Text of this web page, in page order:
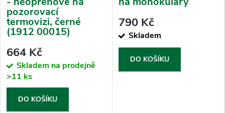
pozorovací
termovizi, černé
(1912 00015)
664 Kč
Skladem na prodejně
>11 ks
DO KOŠÍKU
790 Kč
Skladem
DO KOŠÍKU